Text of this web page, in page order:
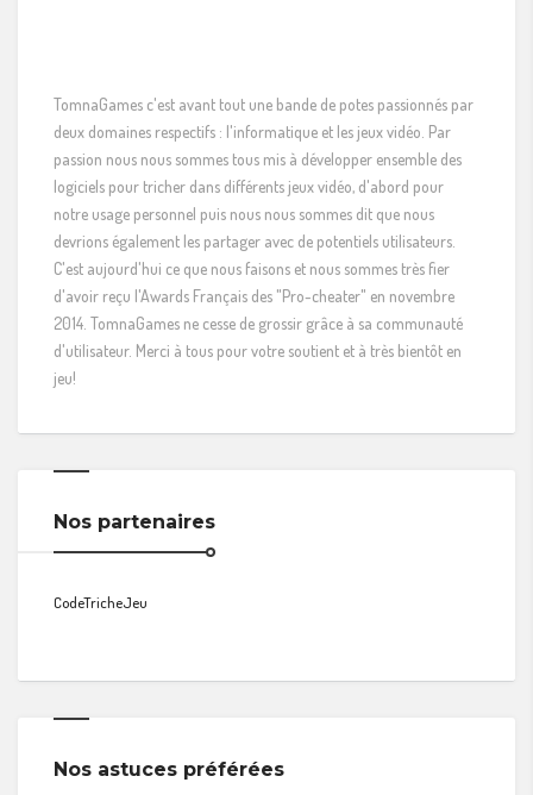
TomnaGames c'est avant tout une bande de potes passionnés par
deux domaines respectifs : l'informatique et les jeux vidéo. Par
passion nous nous sommes tous mis à développer ensemble des
logiciels pour tricher dans différents jeux vidéo, d'abord pour
notre usage personnel puis nous nous sommes dit que nous
devrions également les partager avec de potentiels utilisateurs.
C'est aujourd'hui ce que nous faisons et nous sommes très fier
d'avoir reçu l'Awards Français des "Pro-cheater" en novembre
2014. TomnaGames ne cesse de grossir grâce à sa communauté
d'utilisateur. Merci à tous pour votre soutient et à très bientôt en
jeu!
Nos partenaires
CodeTricheJeu
Nos astuces préférées